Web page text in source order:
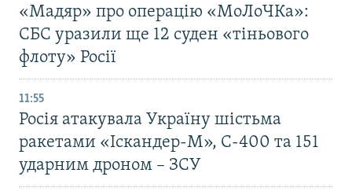
«Мадяр» про операцію «МоЛоЧКа»:
СБС уразили ще 12 суден «тіньового
флоту» Росії
11:55
Росія атакувала Україну шістьма
ракетами «Іскандер-М», С-400 та 151
ударним дроном – ЗСУ